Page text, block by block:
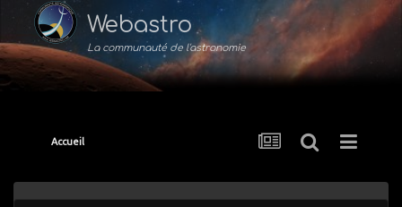
Webastro
La communauté de l'astronomie
Accueil